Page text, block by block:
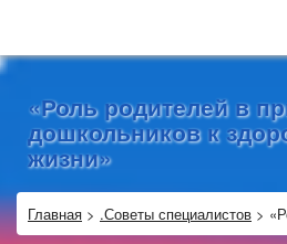
«Роль родителей в
дошкольников к
жизни»
Главная > .Советы специалистов >